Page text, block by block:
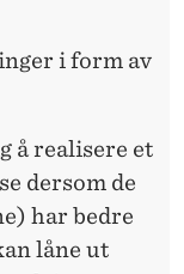
i form av
å realisere et
dersom de
har bedre
låne ut